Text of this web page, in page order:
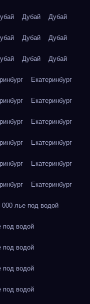
Дубай Дубай
Дубай Дубай
Дубай Дубай
Екатеринбург
Екатеринбург
Екатеринбург
Екатеринбург
Екатеринбург
Екатеринбург
лье под водой
водой
водой
водой
водой